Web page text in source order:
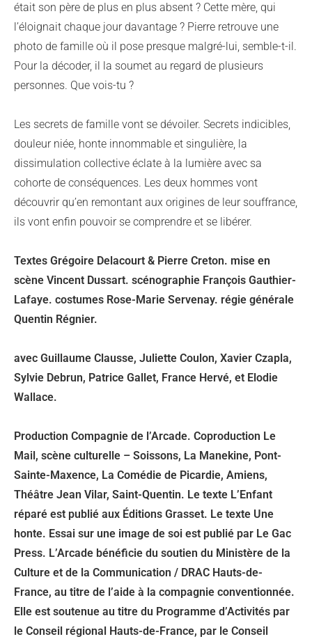
était son père de plus en plus absent ? Cette mère, qui
l’éloignait chaque jour davantage ? Pierre retrouve une
photo de famille où il pose presque malgré-lui, semble-t-il.
Pour la décoder, il la soumet au regard de plusieurs
personnes. Que vois-tu ?
Les secrets de famille vont se dévoiler. Secrets indicibles,
douleur niée, honte innommable et singulière, la
dissimulation collective éclate à la lumière avec sa
cohorte de conséquences. Les deux hommes vont
découvrir qu’en remontant aux origines de leur souffrance,
ils vont enfin pouvoir se comprendre et se libérer.
Textes Grégoire Delacourt & Pierre Creton. mise en
scène Vincent Dussart. scénographie François Gauthier-
Lafaye. costumes Rose-Marie Servenay. régie générale
Quentin Régnier.
avec Guillaume Clausse, Juliette Coulon, Xavier Czapla,
Sylvie Debrun, Patrice Gallet, France Hervé, et Elodie
Wallace.
Production Compagnie de l’Arcade. Coproduction Le
Mail, scène culturelle – Soissons, La Manekine, Pont-
Sainte-Maxence, La Comédie de Picardie, Amiens,
Théâtre Jean Vilar, Saint-Quentin. Le texte L’Enfant
réparé est publié aux Éditions Grasset. Le texte Une
honte. Essai sur une image de soi est publié par Le Gac
Press. L’Arcade bénéficie du soutien du Ministère de la
Culture et de la Communication / DRAC Hauts-de-
France, au titre de l’aide à la compagnie conventionnée.
Elle est soutenue au titre du Programme d’Activités par
le Conseil régional Hauts-de-France, par le Conseil